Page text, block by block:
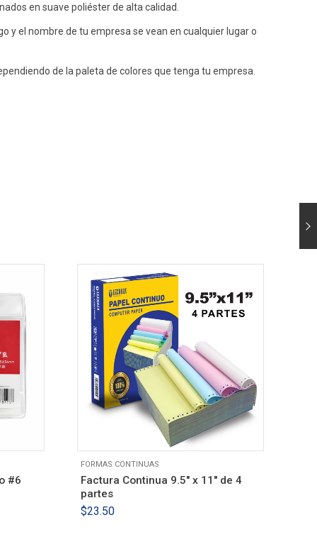
en suave poliéster de alta calidad.
y el nombre de tu empresa se vean en cualquier lugar o
de la paleta de colores que tenga tu empresa.
#6
FORMAS CONTINUAS
Factura Continua 9.5″ x 11″ de 4
partes
$23.50